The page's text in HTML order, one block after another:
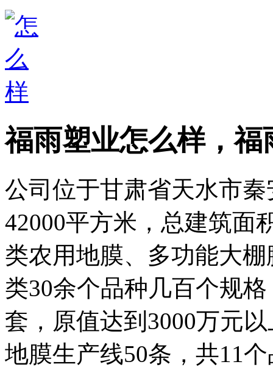
福雨塑业怎么样，
公司位于甘肃省天水市
42000平方米，总建筑面
类农用地膜、多功能大
类30余个品种几百个规
套，原值达到3000万元
地膜生产线50条，共11